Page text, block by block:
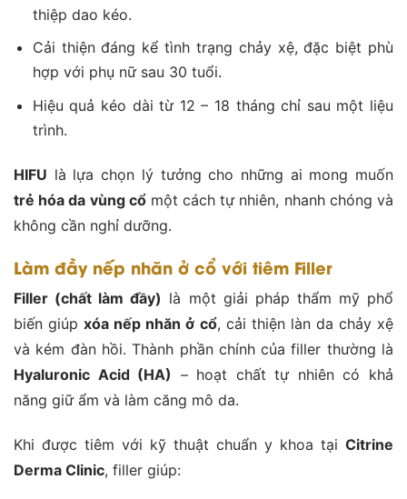
thiệp dao kéo.
Cải thiện đáng kể tình trạng chảy xệ, đặc biệt phù
hợp với phụ nữ sau 30 tuổi.
Hiệu quả kéo dài từ 12 – 18 tháng chỉ sau một liệu
trình.
HIFU là lựa chọn lý tưởng cho những ai mong muốn
trẻ hóa da vùng cổmột cách tự nhiên, nhanh chóng và
không cần nghỉ dưỡng.
Làm đầy nếp nhăn ở cổ với tiêm Filler
Filler (chất làm đầy) là một giải pháp thẩm mỹ phổ
biến giúpxóa nếp nhăn ở cổ, cải thiện làn da chảy xệ
và kém đàn hồi. Thành phần chính của filler thường là
Hyaluronic Acid (HA) – hoạt chất tự nhiên có khả
năng giữ ẩm và làm căng mô da.
Khi được tiêm với kỹ thuật chuẩn y khoa tại Citrine
Derma Clinic, filler giúp: